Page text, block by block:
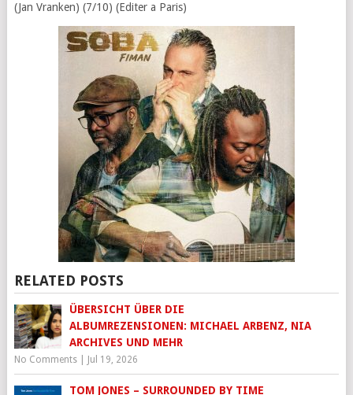
(Jan Vranken) (7/10) (Editer a Paris)
RELATED POSTS
ÜBERSICHT ÜBER DIE
ALBUMREZENSIONEN: MICHAEL ARBENZ, NIA
ARCHIVES UND MEHR
No Comments| Jul 19, 2026
TOM JONES – SURROUNDED BY TIME